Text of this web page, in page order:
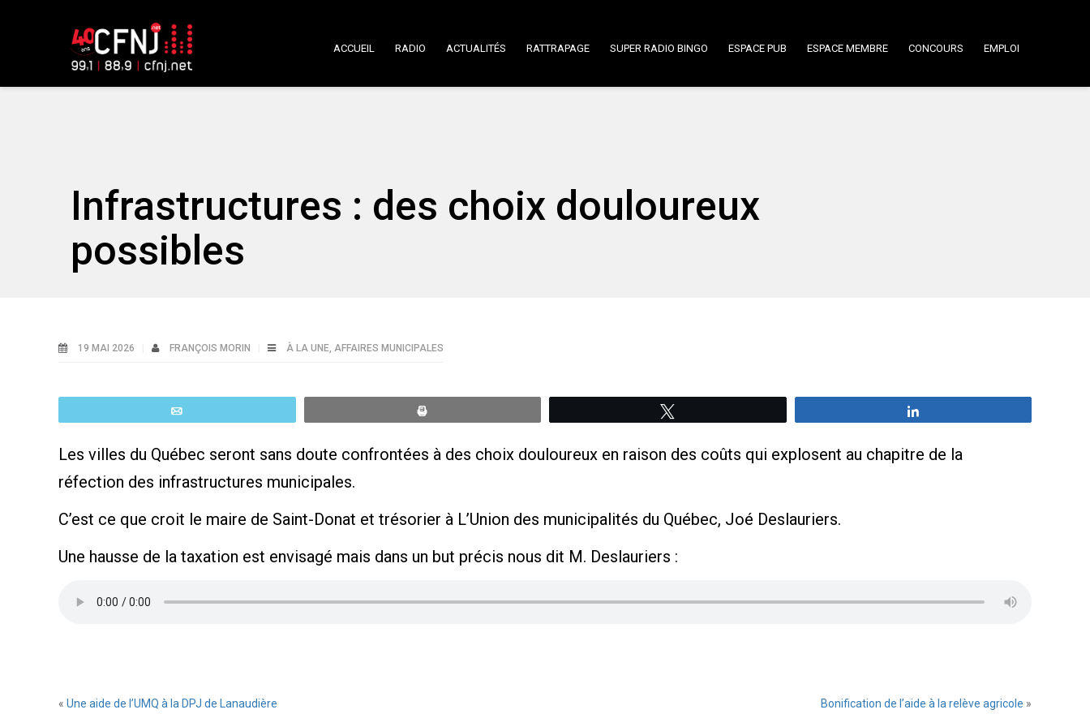
ACCUEIL RADIO ACTUALITÉS RATTRAPAGE SUPER RADIO BINGO ESPACE PUB ESPACE MEMBRE CONCOURS EMPLOI
Infrastructures : des choix douloureux
possibles
19 MAI 2026 FRANÇOIS MORIN À LA UNE, AFFAIRES MUNICIPALES
Les villes du Québec seront sans doute confrontées à des choix douloureux en raison des coûts qui explosent au chapitre de la
réfection des infrastructures municipales.
C’est ce que croit le maire de Saint-Donat et trésorier à L’Union des municipalités du Québec, Joé Deslauriers.
Une hausse de la taxation est envisagé mais dans un but précis nous dit M. Deslauriers :
« Une aide de l’UMQ à la DPJ de Lanaudière Bonification de l’aide à la relève agricole »